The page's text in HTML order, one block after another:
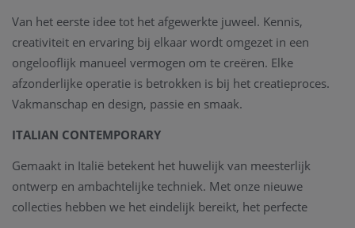
Van het eerste idee tot het afgewerkte juweel. Kennis,
creativiteit en ervaring bij elkaar wordt omgezet in een
ongelooflijk manueel vermogen om te creëren. Elke
afzonderlijke operatie is betrokken is bij het creatieproces.
Vakmanschap en design, passie en smaak.
ITALIAN CONTEMPORARY
Gemaakt in Italië betekent het huwelijk van meesterlijk
ontwerp en ambachtelijke techniek. Met onze nieuwe
collecties hebben we het eindelijk bereikt, het perfecte